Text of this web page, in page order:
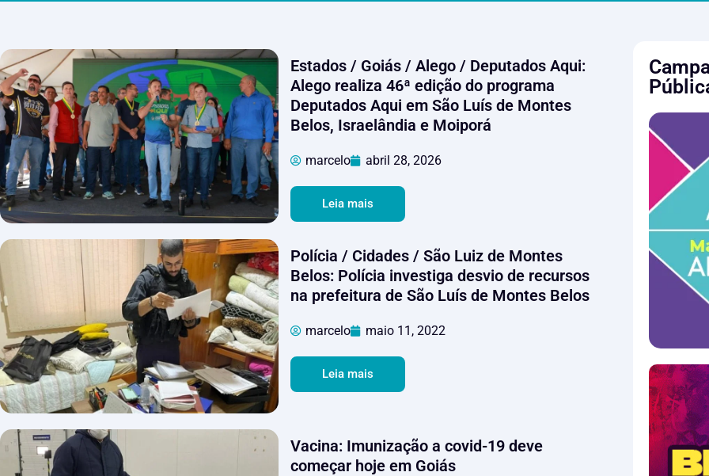
Estados / Goiás / Alego / Deputados Aqui:
Alego realiza 46ª edição do programa
Deputados Aqui em São Luís de Montes
Belos, Israelândia e Moiporá
marcelo abril 28, 2026
Leia mais
Polícia / Cidades / São Luiz de Montes
Belos: Polícia investiga desvio de recursos
na prefeitura de São Luís de Montes Belos
marcelo maio 11, 2022
Leia mais
Vacina: Imunização a covid-19 deve
começar hoje em Goiás